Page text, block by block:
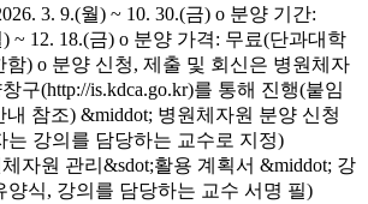
3. 9.(월) ~ 10. 30.(금) o 분양 기간:
) ~ 12. 18.(금) o 분양 가격: 무료(단과대학
함) o 분양 신청, 제출 및 회신은 병원체자
구(http://is.kdca.go.kr)를 통해 진행(붙임
내 참조) &middot; 병원체자원 분양 신청
는 강의를 담당하는 교수로 지정)
자원 관리&sdot;활용 계획서 &middot; 강
양식, 강의를 담당하는 교수 서명 필)